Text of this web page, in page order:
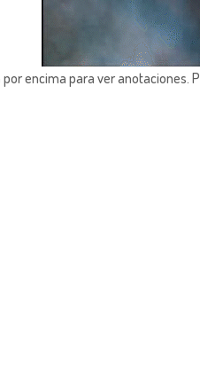
encima para ver anotaciones.